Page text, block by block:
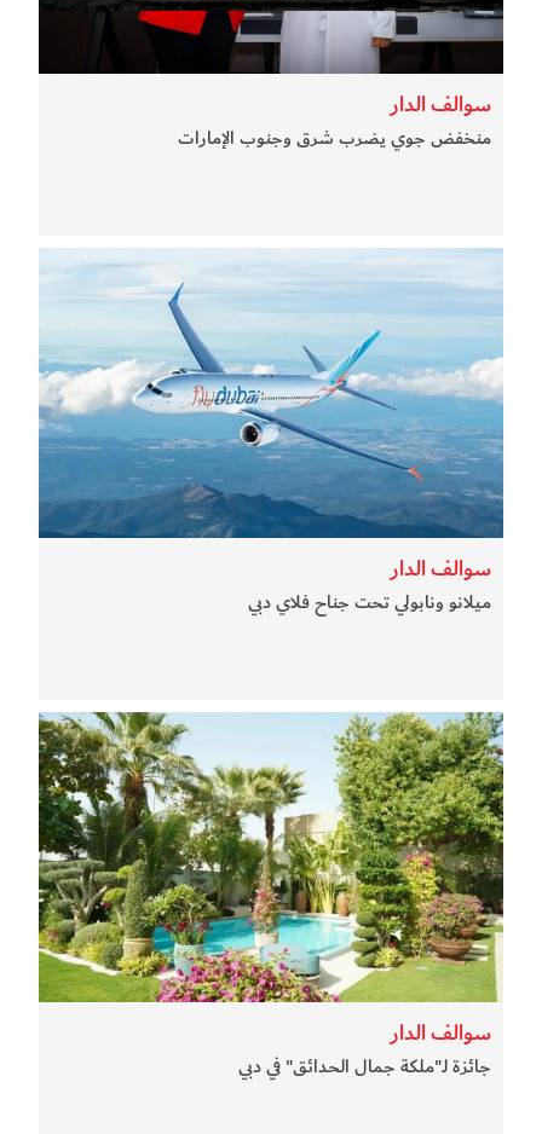
سوالف الدار
منخفض جوي يضرب شرق وجنوب الإمارات
سوالف الدار
ميلانو ونابولي تحت جناح فلاي دبي
سوالف الدار
جائزة لـ"ملكة جمال الحدائق" في دبي